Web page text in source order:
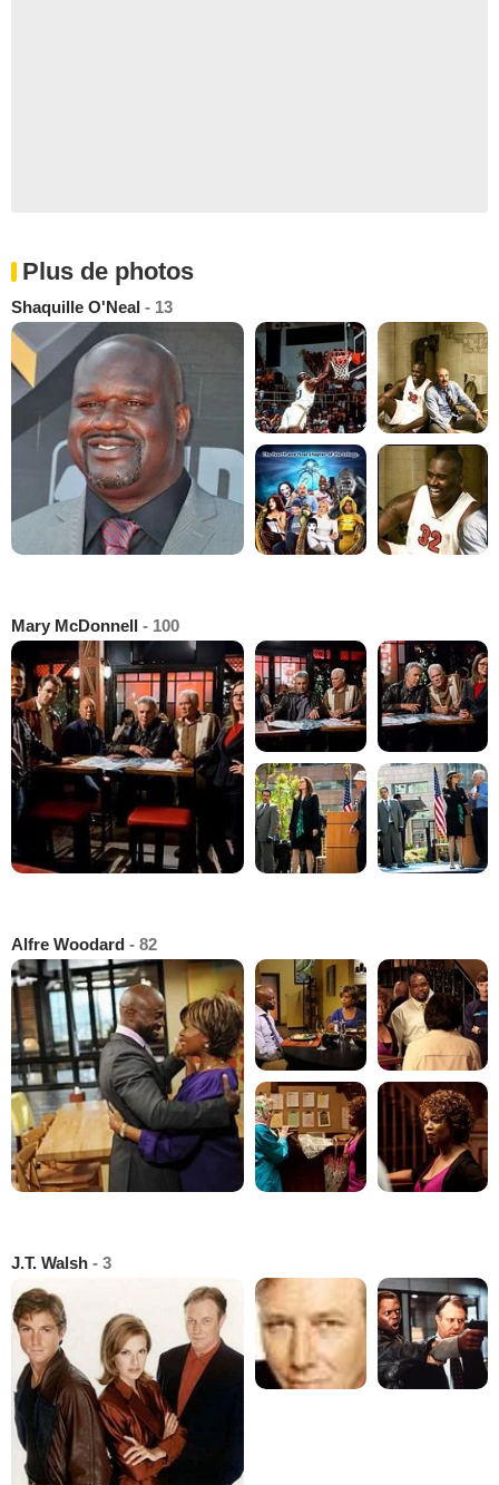
Plus de photos
Shaquille O'Neal - 13
Mary McDonnell - 100
Alfre Woodard - 82
J.T. Walsh - 3